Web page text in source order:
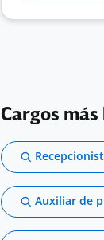
Cargos más
Auxiliar de